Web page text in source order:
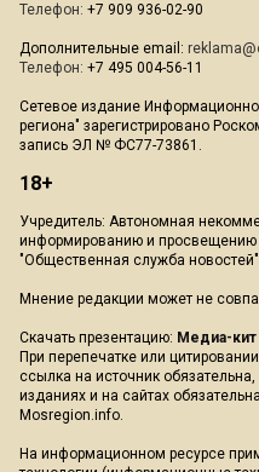
Телефон: +7 909 936-02-90
Дополнительные email:
Телефон: +7 495 004-56-11
Сетевое издание
региона" зарегистрировано
запись ЭЛ № ФС77-73861.
18+
Учредитель: Автономная
информированию и
"Общественная служба
Мнение редакции может не
Скачать презентацию: Медиа-кит
При перепечатке или
ссылка на источник
изданиях и на сайтах
Mosregion.info.
На информационном ресурсе